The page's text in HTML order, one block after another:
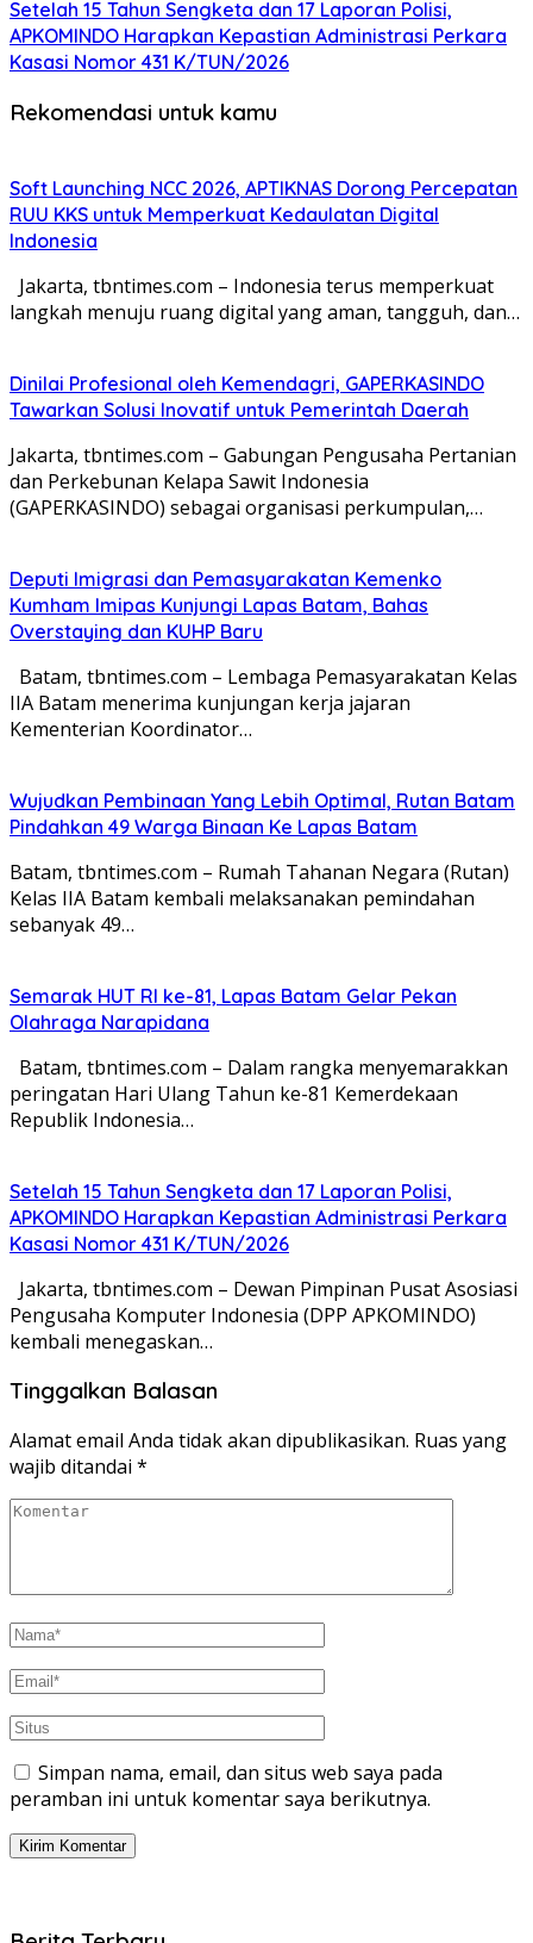
Setelah 15 Tahun Sengketa dan 17 Laporan Polisi,
APKOMINDO Harapkan Kepastian Administrasi Perkara
Kasasi Nomor 431 K/TUN/2026
Rekomendasi untuk kamu
Soft Launching NCC 2026, APTIKNAS Dorong Percepatan
RUU KKS untuk Memperkuat Kedaulatan Digital
Indonesia
Jakarta, tbntimes.com – Indonesia terus memperkuat
langkah menuju ruang digital yang aman, tangguh, dan…
Dinilai Profesional oleh Kemendagri, GAPERKASINDO
Tawarkan Solusi Inovatif untuk Pemerintah Daerah
Jakarta, tbntimes.com – Gabungan Pengusaha Pertanian
dan Perkebunan Kelapa Sawit Indonesia
(GAPERKASINDO) sebagai organisasi perkumpulan,…
Deputi Imigrasi dan Pemasyarakatan Kemenko
Kumham Imipas Kunjungi Lapas Batam, Bahas
Overstaying dan KUHP Baru
Batam, tbntimes.com – Lembaga Pemasyarakatan Kelas
IIA Batam menerima kunjungan kerja jajaran
Kementerian Koordinator…
Wujudkan Pembinaan Yang Lebih Optimal, Rutan Batam
Pindahkan 49 Warga Binaan Ke Lapas Batam
Batam, tbntimes.com – Rumah Tahanan Negara (Rutan)
Kelas IIA Batam kembali melaksanakan pemindahan
sebanyak 49…
Semarak HUT RI ke-81, Lapas Batam Gelar Pekan
Olahraga Narapidana
Batam, tbntimes.com – Dalam rangka menyemarakkan
peringatan Hari Ulang Tahun ke-81 Kemerdekaan
Republik Indonesia…
Setelah 15 Tahun Sengketa dan 17 Laporan Polisi,
APKOMINDO Harapkan Kepastian Administrasi Perkara
Kasasi Nomor 431 K/TUN/2026
Jakarta, tbntimes.com – Dewan Pimpinan Pusat Asosiasi
Pengusaha Komputer Indonesia (DPP APKOMINDO)
kembali menegaskan…
Tinggalkan Balasan
Alamat email Anda tidak akan dipublikasikan. Ruas yang
wajib ditandai *
Simpan nama, email, dan situs web saya pada
peramban ini untuk komentar saya berikutnya.